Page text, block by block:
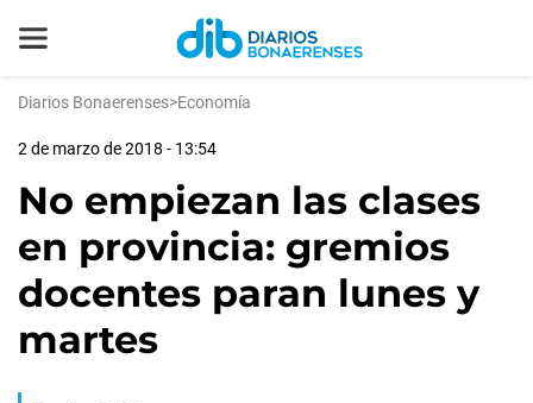
Diarios Bonaerenses>Economía
2 de marzo de 2018 - 13:54
No empiezan las clases
en provincia: gremios
docentes paran lunes y
martes